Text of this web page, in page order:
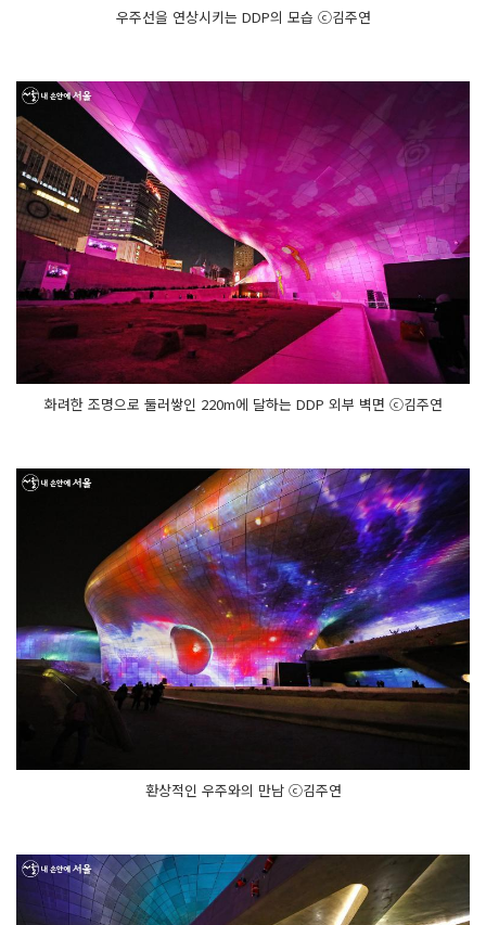
우주선을 연상시키는 DDP의 모습 ⓒ김주연
화려한 조명으로 둘러쌓인 220m에 달하는 DDP 외부 벽면 ⓒ김주연
환상적인 우주와의 만남 ⓒ김주연